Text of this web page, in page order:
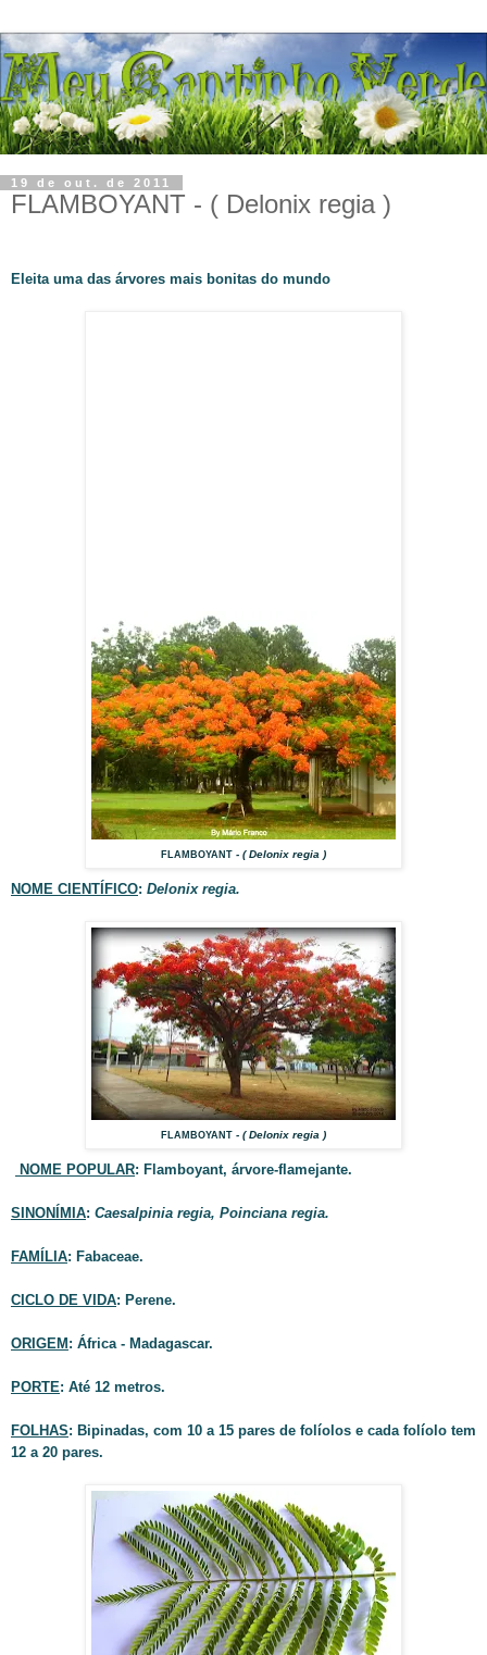
19 de out. de 2011
FLAMBOYANT - ( Delonix regia )
Eleita uma das árvores mais bonitas do mundo
FLAMBOYANT - ( Delonix regia )
NOME CIENTÍFICO: Delonix regia.
FLAMBOYANT - ( Delonix regia )
NOME POPULAR: Flamboyant, árvore-flamejante.
SINONÍMIA: Caesalpinia regia, Poinciana regia.
FAMÍLIA: Fabaceae.
CICLO DE VIDA: Perene.
ORIGEM: África - Madagascar.
PORTE: Até 12 metros.
FOLHAS: Bipinadas, com 10 a 15 pares de folíolos e cada folíolo tem
12 a 20 pares.